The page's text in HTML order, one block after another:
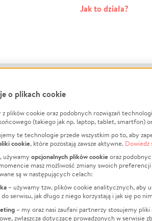
Jak to działa?
Instagram
Youtube
Informacje
Jak to działa?
Regulamin
Polityka
Kontakt
Porównanie
o plikach cookie
z plików cookie oraz podobnych rozwiązań
(takiego jak np. laptop, tablet, smartfon)
te technologie przede wszystkim po to, aby
cookie, które pozostają zawsze aktywne. Dowiedz
używamy opcjonalnych plików cookieoraz
masz możliwość zmiany swoich
są w następujących celach:
– używamy tzw. plików cookie analitycznych, aby
serwisu, jak długo z niego korzystają i jak się po
– my oraz nasi zaufani partnerzy stosujemy
zwłaszcza dotyczące prowadzonych w serwisie